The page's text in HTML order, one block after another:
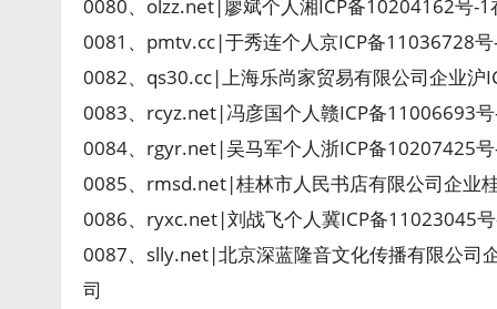
0080、olzz.net|廖斌个人湘ICP备10204162号-1
0081、pmtv.cc|于秀连个人京ICP备11036728
0082、qs30.cc|上海乐尚家贸易有限公司企业沪
0083、rcyz.net|冯彦国个人赣ICP备11006693
0084、rgyr.net|吴马军个人浙ICP备10207425
0085、rmsd.net|桂林市人民书店有限公司企业
0086、ryxc.net|刘战飞个人冀ICP备11023045
0087、slly.net|北京深蓝隆音文化传播有限公司
司